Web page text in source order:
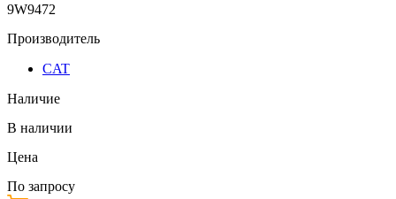
9W9472
Производитель
CAT
Наличие
В наличии
Цена
По запросу